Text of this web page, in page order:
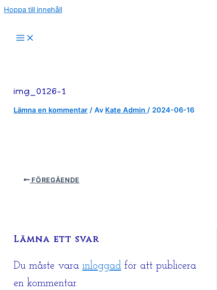
Hoppa till innehåll
img_0126-1
Lämna en kommentar / Av Kate Admin / 2024-06-16
FÖREGÅENDE
Lämna ett svar
Du måste vara inloggad för att publicera
en kommentar.